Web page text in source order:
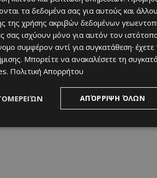
ότι μπορεί να κερδίσει το κάθε
πως αυτή η πορεία δεν είναι
τα δεδομένα σας για αυτούς και
της χρήσης ακριβών δεδομένων
σας ισχύουν μόνο για αυτόν τον
συμφέρον αντί για συγκατάθεση· έχετε
. Μπορείτε να ανακαλέσετε τη
. Πολιτική Απορρήτου
ΑΠΌΡΡΙΨΗ ΌΛΩΝ